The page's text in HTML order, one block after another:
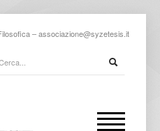
–associazione@syzetesis.it